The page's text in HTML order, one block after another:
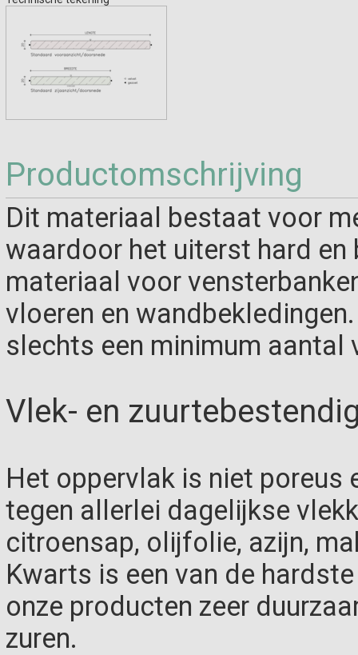
Productomschrijving
Dit materiaal bestaat voor
waardoor het uiterst hard
materiaal voor
vloeren en
slechts een minimum aantal
Vlek- en
Het oppervlak is niet
tegen allerlei dagelijkse
citroensap, olijfolie, azijn,
Kwarts is een van de
onze producten zeer
zuren.